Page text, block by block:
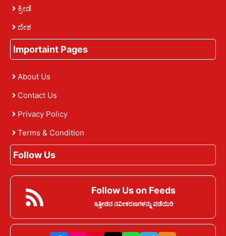
ಕ್ರೀಡೆ
ದೇಶ
Importaint Pages
About Us
Contact Us
Privacy Policy
Terms & Condition
Follow Us
Follow Us on Feeds
ಇತ್ತೀಚಿನ ನವೀಕರಣಗಳನ್ನು ಪಡೆಯಿರಿ